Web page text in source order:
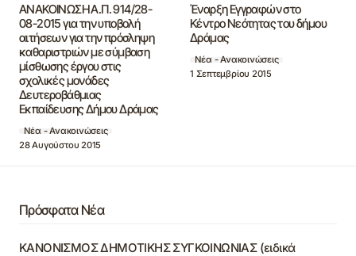
ΑΝΑΚΟΙΝΩΣΗ Α.Π. 914/28-
08-2015 για την υποβολή
αιτήσεων για την πρόσληψη
καθαριστριών με σύμβαση
μίσθωσης έργου στις
σχολικές μονάδες
Δευτεροβάθμιας
Εκπαίδευσης Δήμου Δράμας
Νέα - Ανακοινώσεις
28 Αυγούστου 2015
Έναρξη Εγγραφών στο
Κέντρο Νεότητας του δήμου
Δράμας
Νέα - Ανακοινώσεις
1 Σεπτεμβρίου 2015
Πρόσφατα Νέα
ΚΑΝΟΝΙΣΜΟΣ ΔΗΜΟΤΙΚΗΣ ΣΥΓΚΟΙΝΩΝΙΑΣ (ειδικά